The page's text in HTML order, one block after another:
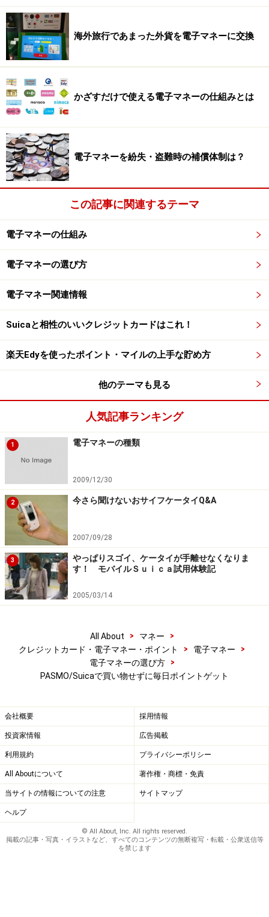
O2Oサービスで、現在730店舗でサービスが展開されて
います。利用者は、アプリをダウンロードし、チェック
インするだけで各店舗の来店ポイントを獲得可能です。
また、店舗によっては、チェックインだけで特別なクー
ポン「プレミアムクーポン」
NFCスマートフォンを街路灯にかざして渋
谷の情報をゲット
スマートフォンをかざすだけでお得な情報や特別なクーポン
の取得が可能
また、新たなサービスとして注目したいのが、サイバー
エージェントとシブヤテレビジョン、凸版印刷が実施す
る
「Shibuya Clickable Project」
です。これは、渋谷駅
ートフォンをかざすと、近隣の店舗のお得情報やイベン
ト情報などを取得できます。「その場」「その時」に適
した限定の情報やサービスがスマートフォンに配信され
るため、買い物の楽しみが広がることは間違いないでし
※記事内容は執筆時点のものです。最新の内容をご確認くださ
本記事の内容は一般的な情報提供を目的としており、特定の金融
商品や投資行動を推奨するものではありません。
投資や資産運用に関する最終的なご判断はご自身の責任において
行ってください。
掲載情報の正確性・完全性については十分に配慮しております
が、その内容を保証するものではなく、これに基づく損失・損害
などについて当社は一切の責任を負いません。
最新の情報や詳細については、必ず各金融機関やサービス提供者
の公式情報をご確認ください。
【編集部からのお知らせ】
・「家計」について、アンケート（2026/8/31まで）
中です！
海外旅行であまった外貨を電子マネーに交換
かざすだけで使える電子マネーの仕組みとは
電子マネーを紛失・盗難時の補償体制は？
この記事に関連するテーマ
電子マネーの仕組み
電子マネーの選び方
電子マネー関連情報
Suicaと相性のいいクレジットカードはこれ！
楽天Edyを使ったポイント・マイルの上手な貯め方
他のテーマも見る
人気記事ランキング
1 電子マネーの種類
2009/12/30
2 今さら聞けないおサイフケータイQ&A
2007/09/28
3
やっぱりスゴイ、ケータイが手離せなくなりま
す！ モバイルＳｕｉｃａ試用体験記
2005/03/14
All About > マネー
>
クレジットカード・電子マネー・ポイント
> 電子マネー
>
電子マネーの選び方
>
PASMO/Suicaで買い物せずに毎日ポイントゲット
会社概要 採用情報
投資家情報 広告掲載
利用規約 プライバシーポリシー
All Aboutについて 著作権・商標・免責
当サイトの情報についての注意 サイトマップ
ヘルプ
© All About, Inc. All rights reserved.
掲載の記事・写真・イラストなど、すべてのコンテンツの無断複写・転載・公衆送信等
を禁じます